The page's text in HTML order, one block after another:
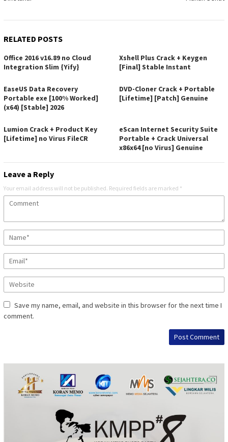
RELATED POSTS
Office 2016 v16.89 no Cloud
Integration Slim {Yify}
Xshell Plus Crack + Keygen
[Final] Stable Instant
EaseUS Data Recovery
Portable exe [100% Worked]
(x64) [Stable] 2026
DVD-Cloner Crack + Portable
[Lifetime] [Patch] Genuine
Lumion Crack + Product Key
[Lifetime] no Virus FileCR
eScan Internet Security Suite
Portable + Crack Universal
x86x64 [no Virus] Genuine
Leave a Reply
Your email address will not be published. Required fields are marked *
Save my name, email, and website in this browser for the next time I
comment.